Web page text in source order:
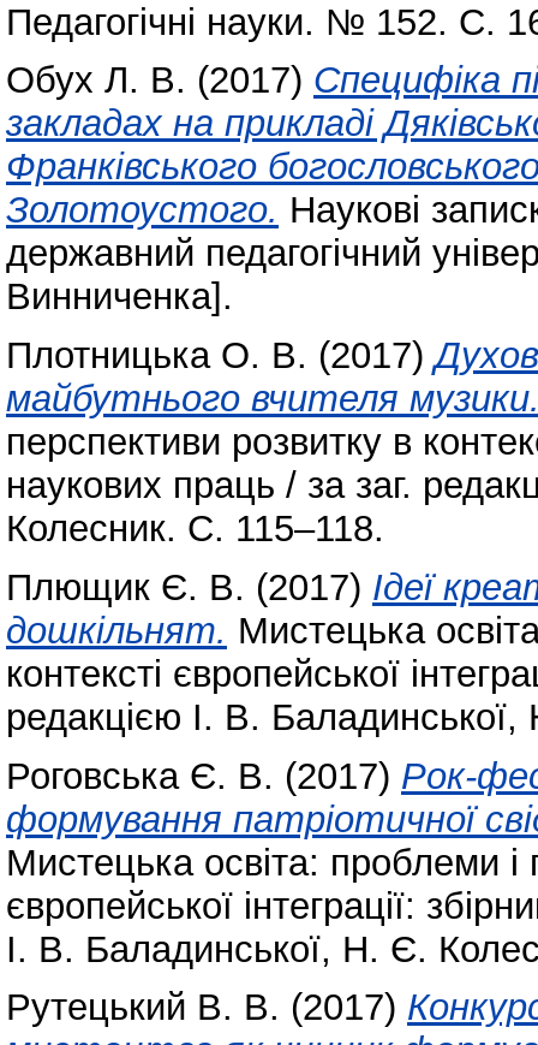
Педагогічні науки. № 152. С.
Обух Л. В. (2017) Специфіка
закладах на прикладі
Франківського
Золотоустого. Наукові
державний педагогічний
Винниченка].
Плотницька О. В. (2017)
майбутнього вчителя
перспективи розвитку в
наукових праць / за заг.
Колесник. С. 115–118.
Плющик Є. В. (2017) Ідеї
дошкільнят. Мистецька
контексті європейської
редакцією І. В.
Роговська Є. В. (2017) Рок-
формування патріотичної
Мистецька освіта: проблеми і
європейської інтеграції:
І. В. Баладинської, Н. Є.
Рутецький В. В. (2017)